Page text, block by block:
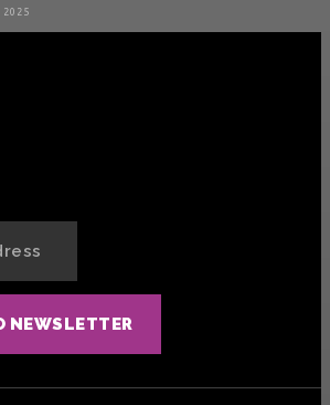
2025
NEWSLETTER